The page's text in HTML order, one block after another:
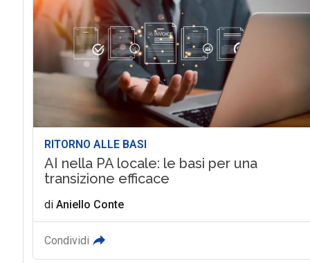
RITORNO ALLE BASI
AI nella PA locale: le basi per una
transizione efficace
di Aniello Conte
Condividi